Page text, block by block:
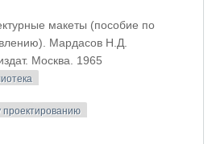
макеты (пособие по
Мардасов Н.Д.
Москва. 1965
проектированию